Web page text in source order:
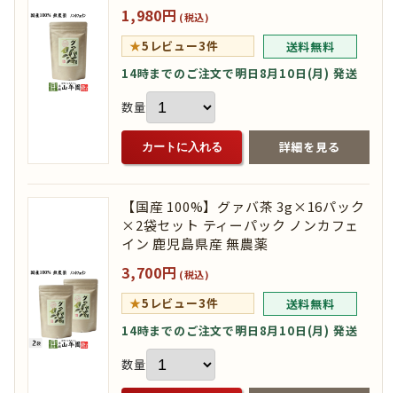
1,980円 (税込)
★5 レビュー3件
送料無料
14時までのご注文で明日8月10日(月) 発送
数量
カートに入れる 詳細を見る
【国産 100%】グァバ茶 3g×16パック
×2袋セット ティーパック ノンカフェ
イン 鹿児島県産 無農薬
3,700円 (税込)
★5 レビュー3件
送料無料
14時までのご注文で明日8月10日(月) 発送
数量